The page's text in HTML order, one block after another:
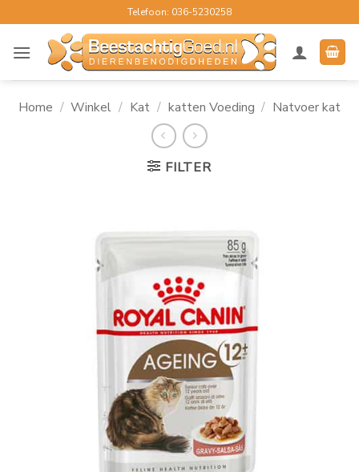
naar
inhoud
Telefoon: 036-5230258
Home / Winkel / Kat / katten Voeding / Natvoer kat
FILTER